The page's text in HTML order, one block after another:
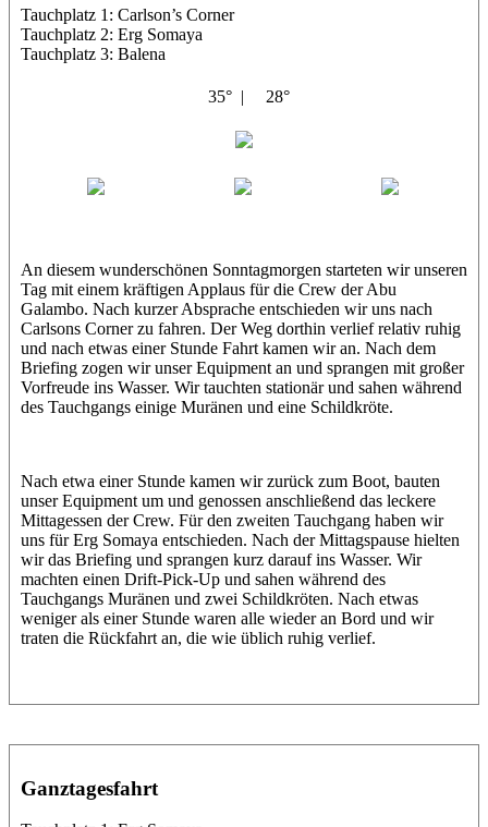
Tauchplatz 1: Carlson’s Corner
Tauchplatz 2: Erg Somaya
Tauchplatz 3: Balena
35° | 28°
An diesem wunderschönen Sonntagmorgen starteten wir unseren
Tag mit einem kräftigen Applaus für die Crew der Abu
Galambo. Nach kurzer Absprache entschieden wir uns nach
Carlsons Corner zu fahren. Der Weg dorthin verlief relativ ruhig
und nach etwas einer Stunde Fahrt kamen wir an. Nach dem
Briefing zogen wir unser Equipment an und sprangen mit großer
Vorfreude ins Wasser. Wir tauchten stationär und sahen während
des Tauchgangs einige Muränen und eine Schildkröte.
Nach etwa einer Stunde kamen wir zurück zum Boot, bauten
unser Equipment um und genossen anschließend das leckere
Mittagessen der Crew. Für den zweiten Tauchgang haben wir
uns für Erg Somaya entschieden. Nach der Mittagspause hielten
wir das Briefing und sprangen kurz darauf ins Wasser. Wir
machten einen Drift-Pick-Up und sahen während des
Tauchgangs Muränen und zwei Schildkröten. Nach etwas
weniger als einer Stunde waren alle wieder an Bord und wir
traten die Rückfahrt an, die wie üblich ruhig verlief.
Ganztagesfahrt